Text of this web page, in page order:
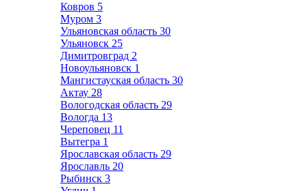
Ковров 5
Муром 3
Ульяновская область 30
Ульяновск 25
Димитровград 2
Новоульяновск 1
Мангистауская область 30
Актау 28
Вологодская область 29
Вологда 13
Череповец 11
Вытегра 1
Ярославская область 29
Ярославль 20
Рыбинск 3